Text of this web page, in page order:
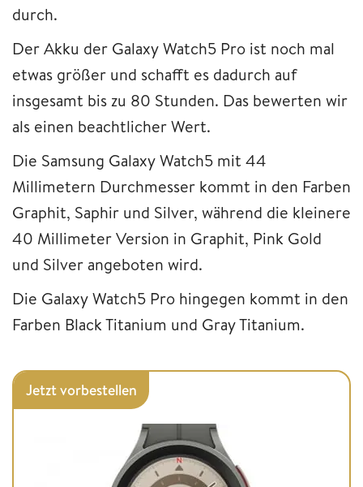
durch.
Der Akku der Galaxy Watch5 Pro ist noch mal
etwas größer und schafft es dadurch auf
insgesamt bis zu 80 Stunden. Das bewerten wir
als einen beachtlicher Wert.
Die Samsung Galaxy Watch5 mit 44
Millimetern Durchmesser kommt in den Farben
Graphit, Saphir und Silver, während die kleinere
40 Millimeter Version in Graphit, Pink Gold
und Silver angeboten wird.
Die Galaxy Watch5 Pro hingegen kommt in den
Farben Black Titanium und Gray Titanium.
Jetzt vorbestellen